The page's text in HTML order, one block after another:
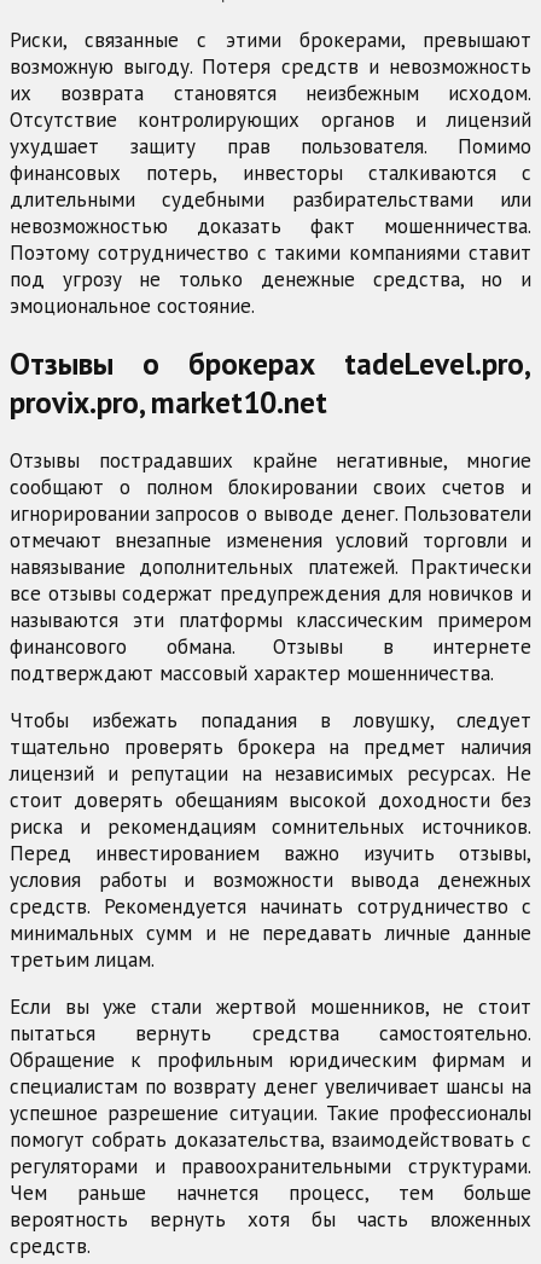
Риски, связанные с этими брокерами, превышают
возможную выгоду. Потеря средств и невозможность
их возврата становятся неизбежным исходом.
Отсутствие контролирующих органов и лицензий
ухудшает защиту прав пользователя. Помимо
финансовых потерь, инвесторы сталкиваются с
длительными судебными разбирательствами или
невозможностью доказать факт мошенничества.
Поэтому сотрудничество с такими компаниями ставит
под угрозу не только денежные средства, но и
эмоциональное состояние.
Отзывы о брокерах tadeLevel.pro,
provix.pro, market10.net
Отзывы пострадавших крайне негативные, многие
сообщают о полном блокировании своих счетов и
игнорировании запросов о выводе денег. Пользователи
отмечают внезапные изменения условий торговли и
навязывание дополнительных платежей. Практически
все отзывы содержат предупреждения для новичков и
называются эти платформы классическим примером
финансового обмана. Отзывы в интернете
подтверждают массовый характер мошенничества.
Чтобы избежать попадания в ловушку, следует
тщательно проверять брокера на предмет наличия
лицензий и репутации на независимых ресурсах. Не
стоит доверять обещаниям высокой доходности без
риска и рекомендациям сомнительных источников.
Перед инвестированием важно изучить отзывы,
условия работы и возможности вывода денежных
средств. Рекомендуется начинать сотрудничество с
минимальных сумм и не передавать личные данные
третьим лицам.
Если вы уже стали жертвой мошенников, не стоит
пытаться вернуть средства самостоятельно.
Обращение к профильным юридическим фирмам и
специалистам по возврату денег увеличивает шансы на
успешное разрешение ситуации. Такие профессионалы
помогут собрать доказательства, взаимодействовать с
регуляторами и правоохранительными структурами.
Чем раньше начнется процесс, тем больше
вероятность вернуть хотя бы часть вложенных
средств.